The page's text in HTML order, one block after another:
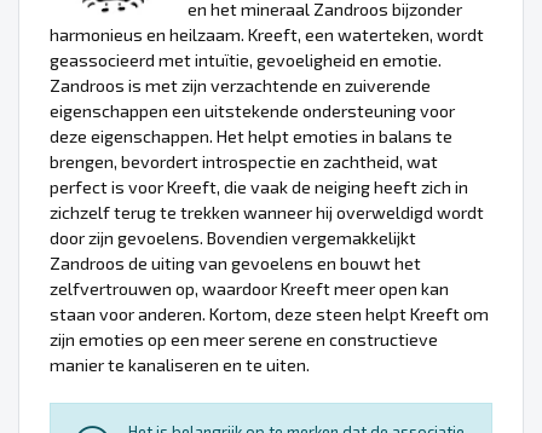
en het mineraal Zandroos bijzonder
harmonieus en heilzaam. Kreeft, een waterteken, wordt
geassocieerd met intuïtie, gevoeligheid en emotie.
Zandroos is met zijn verzachtende en zuiverende
eigenschappen een uitstekende ondersteuning voor
deze eigenschappen. Het helpt emoties in balans te
brengen, bevordert introspectie en zachtheid, wat
perfect is voor Kreeft, die vaak de neiging heeft zich in
zichzelf terug te trekken wanneer hij overweldigd wordt
door zijn gevoelens. Bovendien vergemakkelijkt
Zandroos de uiting van gevoelens en bouwt het
zelfvertrouwen op, waardoor Kreeft meer open kan
staan voor anderen. Kortom, deze steen helpt Kreeft om
zijn emoties op een meer serene en constructieve
manier te kanaliseren en te uiten.